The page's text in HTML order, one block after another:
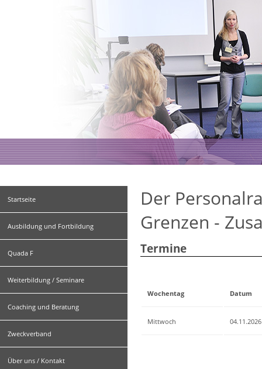
Startseite
Ausbildung und Fortbildung
Quada F
Weiterbildung / Seminare
Coaching und Beratung
Zweckverband
Über uns / Kontakt
Der
Grenzen -
Termine
Wochentag Datum
Mittwoch 04.11.2026